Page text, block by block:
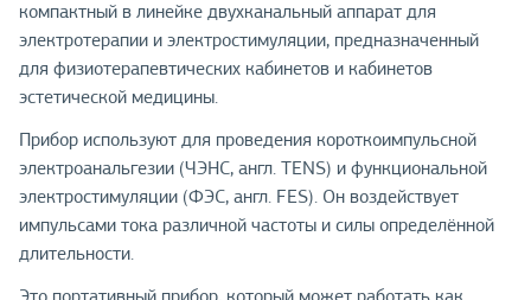
компактный в линейке двухканальный аппарат для
электротерапии и электростимуляции, предназначенный
для физиотерапевтических кабинетов и кабинетов
эстетической медицины.
Прибор используют для проведения короткоимпульсной
электроанальгезии (ЧЭНС, англ. TENS) и функциональной
электростимуляции (ФЭС, англ. FES). Он воздействует
импульсами тока различной частоты и силы определённой
длительности.